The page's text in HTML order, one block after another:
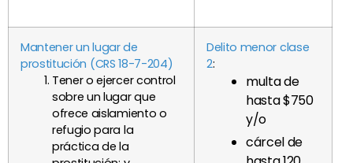
Mantener un lugar de
prostitución (CRS 18-7-204)
Tener o ejercer control
sobre un lugar que
ofrece aislamiento o
refugio para la
práctica de la
Delito menor clase
2:
multa de
hasta $750
y/o
cárcel de